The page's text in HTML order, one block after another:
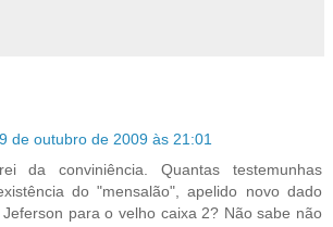
de outubro de 2009 às 21:01
da conviniência. Quantas testemunhas
do "mensalão", apelido novo dado
para o velho caixa 2? Não sabe não